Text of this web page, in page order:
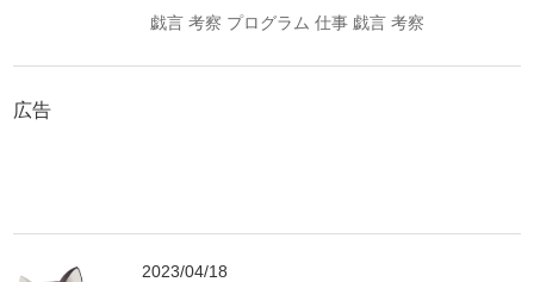
戯言 考察 プログラム 仕事 戯言 考察
広告
2023/04/18